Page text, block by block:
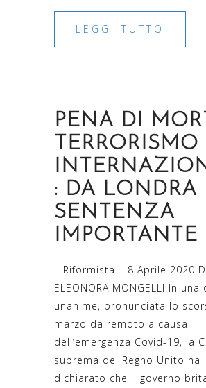
LEGGI TUTTO
PENA DI
TERRORISMO
: DA LONDRA
SENTENZA
IMPORTANTE
Il Riformista – 8 Aprile 2020
ELEONORA MONGELLI In
unanime, pronunciata lo
marzo da remoto a causa
dell’emergenza Covid-19, la
suprema del Regno Unito ha
dichiarato che il governo